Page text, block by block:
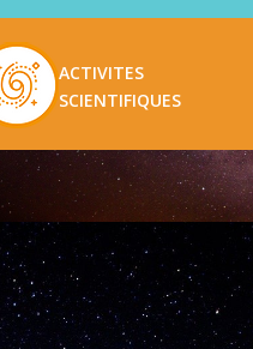
ACTIVITES
SCIENTIFIQUES